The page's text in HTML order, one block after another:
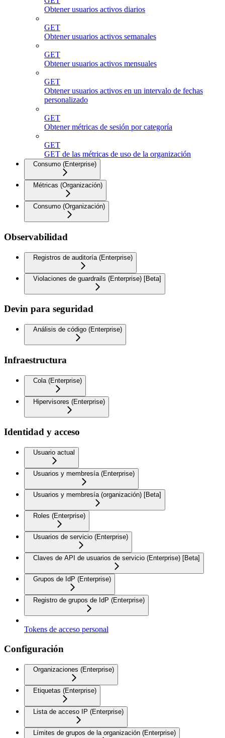
Obtener usuarios activos diarios
GET
Obtener usuarios activos semanales
GET
Obtener usuarios activos mensuales
GET
Obtener usuarios activos en un intervalo de fechas
personalizado
GET
Obtener métricas de sesión por categoría
GET
GET de las métricas de uso de la organización
Consumo (Enterprise)
Métricas (Organización)
Consumo (Organización)
Observabilidad
Registros de auditoría (Enterprise)
Violaciones de guardrails (Enterprise) [Beta]
Devin para seguridad
Análisis de código (Enterprise)
Infraestructura
Cola (Enterprise)
Hipervisores (Enterprise)
Identidad y acceso
Usuario actual
Usuarios y membresía (Enterprise)
Usuarios y membresía (organización) [Beta]
Roles (Enterprise)
Usuarios de servicio (Enterprise)
Claves de API de usuarios de servicio (Enterprise) [Beta]
Grupos de IdP (Enterprise)
Registro de grupos de IdP (Enterprise)
Tokens de acceso personal
Configuración
Organizaciones (Enterprise)
Etiquetas (Enterprise)
Lista de acceso IP (Enterprise)
Límites de grupos de la organización (Enterprise)